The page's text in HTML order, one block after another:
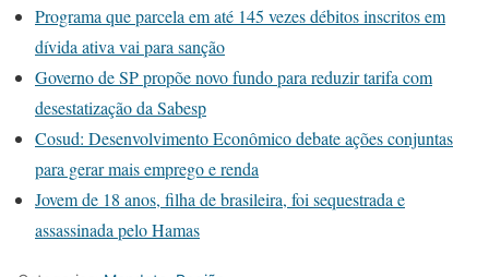
Programa que parcela em até 145 vezes débitos inscritos em
dívida ativa vai para sanção
Governo de SP propõe novo fundo para reduzir tarifa com
desestatização da Sabesp
Cosud: Desenvolvimento Econômico debate ações conjuntas
para gerar mais emprego e renda
Jovem de 18 anos, filha de brasileira, foi sequestrada e
assassinada pelo Hamas